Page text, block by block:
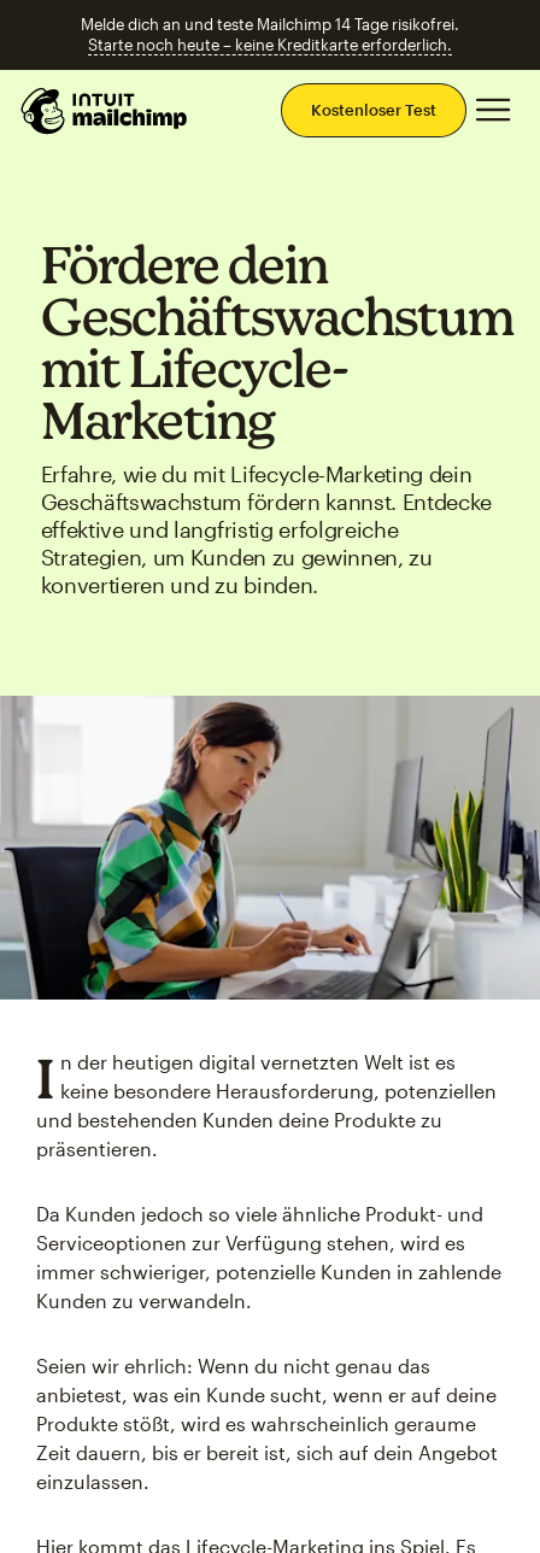
Melde dich an und teste Mailchimp 14 Tage risikofrei.
Starte noch heute – keine Kreditkarte erforderlich.
Kostenloser Test
Fördere dein
Geschäftswachstum
mit Lifecycle-
Marketing
Erfahre, wie du mit Lifecycle-Marketing dein
Geschäftswachstum fördern kannst. Entdecke
effektive und langfristig erfolgreiche
Strategien, um Kunden zu gewinnen, zu
konvertieren und zu binden.
I n der heutigen digital vernetzten Welt ist es
keine besondere Herausforderung, potenziellen
und bestehenden Kunden deine Produkte zu
präsentieren.
Da Kunden jedoch so viele ähnliche Produkt- und
Serviceoptionen zur Verfügung stehen, wird es
immer schwieriger, potenzielle Kunden in zahlende
Kunden zu verwandeln.
Seien wir ehrlich: Wenn du nicht genau das
anbietest, was ein Kunde sucht, wenn er auf deine
Produkte stößt, wird es wahrscheinlich geraume
Zeit dauern, bis er bereit ist, sich auf dein Angebot
einzulassen.
Hier kommt das Lifecycle-Marketing ins Spiel. Es